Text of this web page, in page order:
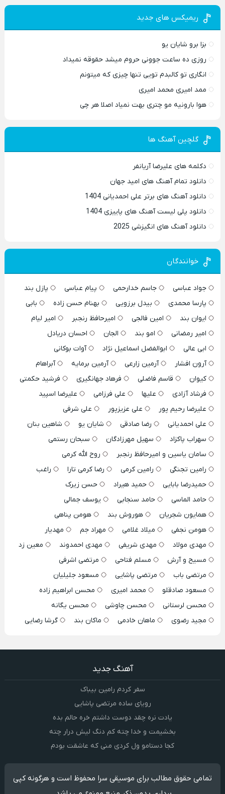
ریمیکس های جدید
بزا برو شایان یو
روزی ده ساعت جوونی حروم میشد حقوقه نمیداد
انگاری تو کالبدم تویی تنها چیزی که میتونم
ممد امیری محمد امیری
هوا بارونیه مو چتری بهت نمیاد اصلا هر چی
گلچین آهنگ ها
دکلمه های علیرضا آریانفر
دانلود تمام آهنگ های امید جهان
دانلود آهنگ های برتر علی احمدیانی 1404
دانلود پلی لیست آهنگ های پاییزی 1404
دانلود آهنگ های انگیزشی 2025
خوانندگان
جواد عباسی جاسم خدارحمی پیام عباسی
پازل بند
پارسا محمدی
بیدل برزویی بهنام حسن زاده
بابی
ایوان بند
امین فالجی امیرحافظ رنجبر
امیر لیام
امیر رمضانی
امو بند الجان
احسان دریادل
ابی عالی
ابوالفضل اسماعیل نژاد
آوات بوکانی
آرون افشار
آرمین زارعی آرمین برمایه
آبراهام
کیوان
قاسم فاضلی فرهاد جهانگیری
فرشید حکمتی
فرشاد آزادی
علیها علی فرزامی
علیرضا اسپید
علیرضا رحیم پور
علی عزیزپور
علی شرفی
علی احمدیانی
رضا صادقی شایان یو
شاهین بنان
سهراب پاکزاد
سهیل مهرزادگان
سبحان رستمی
سامان یاسین و امیرحافظ رنجبر
روح الله کرمی
رامین تجنگی
رامین کرمی رضا کرمی تارا
راغب
حمیدرضا بابایی
حمید هیراد
حسن زیرک
حامد الماسی
حامد سنجابی
یوسف جمالی
همایون شجریان
هوروش بند
هومن پناهی
هومن نجفی
میلاد غلامی مهراد جم
مهدیار
مهدی مولاد
مهدی شریفی مهدی احمدوند
معین زد
مسیح و آرش
مسلم فتاحی
مرتضی اشرفی
مرتضی باب
مرتضی پاشایی
مسعود جلیلیان
مسعود صادقلو
محمد امیری
محسن ابراهیم زاده
محسن لرستانی
محسن چاوشی
محسن یگانه
مجید رضوی
ماهان خادمی ماکان بند گرشا رضایی
آهنگ جدید
سفر کردم رامین بیباک
رویای ساده مرتضی پاشایی
یادت نره چقد دوست داشتم خره حالم بده
بخشیمت و خدا چته کم دنگ لیش درار چته
کجا دستامو ول کردی منی که عاشقت بودم
تمامی حقوق مطالب برای موسیقی سرا محفوظ است و هرگونه کپی